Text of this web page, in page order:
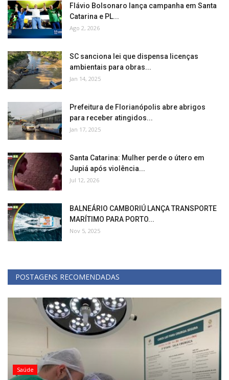
Flávio Bolsonaro lança campanha em Santa
Catarina e PL...
Ago 2, 2026
SC sanciona lei que dispensa licenças
ambientais para obras...
Jan 14, 2025
Prefeitura de Florianópolis abre abrigos
para receber atingidos...
Jan 17, 2025
Santa Catarina: Mulher perde o útero em
Jupiá após violência...
Jul 12, 2026
BALNEÁRIO CAMBORIÚ LANÇA TRANSPORTE
MARÍTIMO PARA PORTO...
Nov 5, 2025
POSTAGENS RECOMENDADAS
Saúde